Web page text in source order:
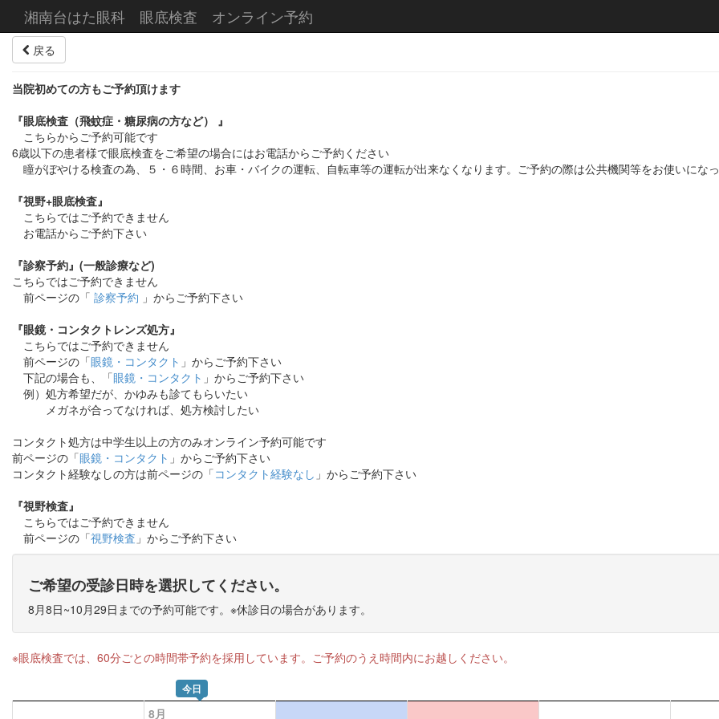
湘南台はた眼科 眼底検査 オンライン予約
戻る
当院初めての方もご予約頂けます
『眼底検査（飛蚊症・糖尿病の方など） 』
こちらからご予約可能です
6歳以下の患者様で眼底検査をご希望の場合にはお電話からご予約ください
瞳がぼやける検査の為、５・６時間、お車・バイクの運転、自転車等の運転が出来なくなります。ご予約の際は公共機関等をお使いにな
『視野+眼底検査』
こちらではご予約できません
お電話からご予約下さい
『診察予約』(一般診療など)
こちらではご予約できません
前ページの「 診察予約 」からご予約下さい
『眼鏡・コンタクトレンズ処方』
こちらではご予約できません
前ページの「眼鏡・コンタクト 」からご予約下さい
下記の場合も、「眼鏡・コンタクト 」からご予約下さい
例）処方希望だが、かゆみも診てもらいたい
メガネが合ってなければ、処方検討したい
コンタクト処方は中学生以上の方のみオンライン予約可能です
前ページの「眼鏡・コンタクト 」からご予約下さい
コンタクト経験なしの方は前ページの「コンタクト経験なし 」からご予約下さい
『視野検査』
こちらではご予約できません
前ページの「視野検査 」からご予約下さい
ご希望の受診日時を選択してください。
8月8日~10月29日までの予約可能です。※休診日の場合があります。
※眼底検査では、60分ごとの時間帯予約を採用しています。ご予約のうえ時間内にお越しください。
今日
8月